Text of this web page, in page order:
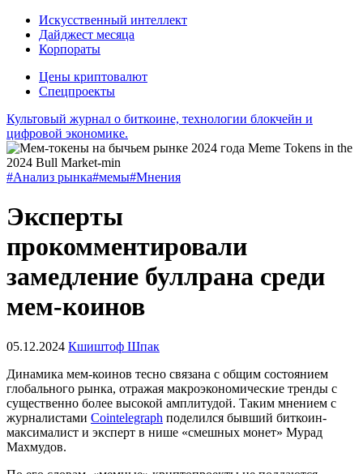
Искусственный интеллект
Дайджест месяца
Корпораты
Цены криптовалют
Спецпроекты
Культовый журнал о биткоине, технологии блокчейн и
цифровой экономике.
#Анализ рынка#мемы#Мнения
Эксперты
прокомментировали
замедление буллрана среди
мем-коинов
05.12.2024 Кшиштоф Шпак
Динамика мем-коинов тесно связана с общим состоянием
глобального рынка, отражая макроэкономические тренды с
существенно более высокой амплитудой. Таким мнением с
журналистами Cointelegraph поделился бывший биткоин-
максималист и эксперт в нише «смешных монет» Мурад
Махмудов.